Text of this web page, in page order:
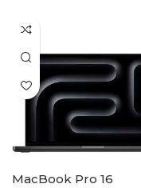
MacBook Pro 16